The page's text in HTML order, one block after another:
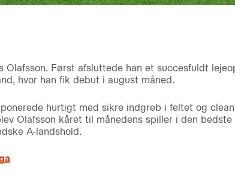
Først afsluttede han et succesfuldt
hvor han fik debut i august måned.
hurtigt med sikre indgreb i feltet og
Olafsson kåret til månedens spiller i den bedste
A-landshold.